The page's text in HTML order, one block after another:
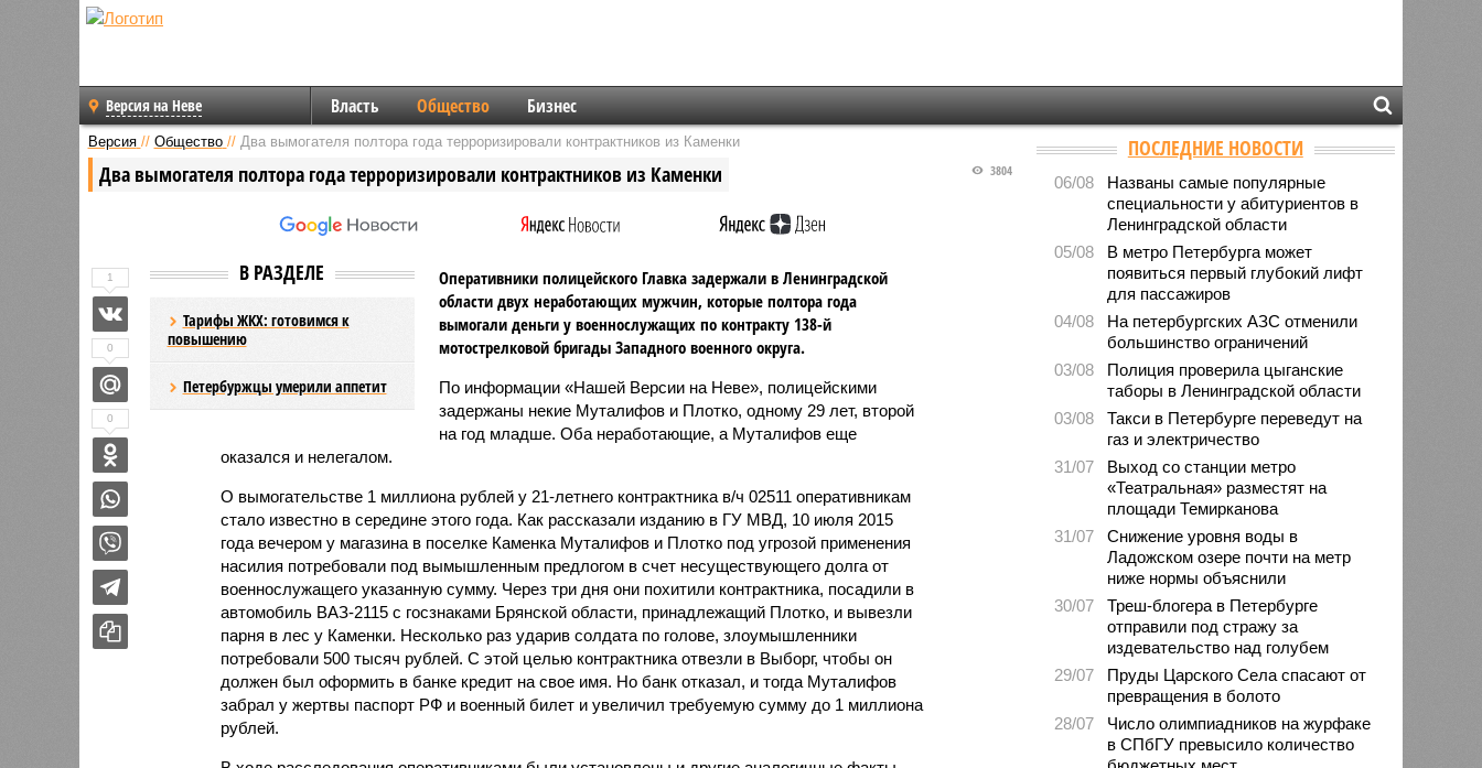
Версия на Неве Власть Общество Бизнес
Версия // Общество // Два вымогателя полтора года терроризировали контрактников из Каменки
Два вымогателя полтора года терроризировали контрактников из Каменки 3804
В РАЗДЕЛЕ
Тарифы ЖКХ: готовимся к
повышению
Петербуржцы умерили аппетит
Оперативники полицейского Главка задержали в Ленинградской
области двух неработающих мужчин, которые полтора года
вымогали деньги у военнослужащих по контракту 138-й
мотострелковой бригады Западного военного округа.
По информации «Нашей Версии на Неве», полицейскими
задержаны некие Муталифов и Плотко, одному 29 лет, второй
на год младше. Оба неработающие, а Муталифов еще
оказался и нелегалом.
О вымогательстве 1 миллиона рублей у 21-летнего контрактника в/ч 02511 оперативникам
стало известно в середине этого года. Как рассказали изданию в ГУ МВД, 10 июля 2015
года вечером у магазина в поселке Каменка Муталифов и Плотко под угрозой применения
насилия потребовали под вымышленным предлогом в счет несуществующего долга от
военнослужащего указанную сумму. Через три дня они похитили контрактника, посадили в
автомобиль ВАЗ-2115 с госзнаками Брянской области, принадлежащий Плотко, и вывезли
парня в лес у Каменки. Несколько раз ударив солдата по голове, злоумышленники
потребовали 500 тысяч рублей. С этой целью контрактника отвезли в Выборг, чтобы он
должен был оформить в банке кредит на свое имя. Но банк отказал, и тогда Муталифов
забрал у жертвы паспорт РФ и военный билет и увеличил требуемую сумму до 1 миллиона
рублей.
1
0
0
ПОСЛЕДНИЕ НОВОСТИ
06/08
Названы самые популярные
специальности у абитуриентов в
Ленинградской области
05/08
В метро Петербурга может
появиться первый глубокий лифт
для пассажиров
04/08
На петербургских АЗС отменили
большинство ограничений
03/08
Полиция проверила цыганские
таборы в Ленинградской области
03/08
Такси в Петербурге переведут на
газ и электричество
31/07
Выход со станции метро
«Театральная» разместят на
площади Темирканова
31/07
Снижение уровня воды в
Ладожском озере почти на метр
ниже нормы объяснили
30/07
Треш-блогера в Петербурге
отправили под стражу за
издевательство над голубем
29/07
Пруды Царского Села спасают от
превращения в болото
28/07
Число олимпиадников на журфаке
в СПбГУ превысило количество